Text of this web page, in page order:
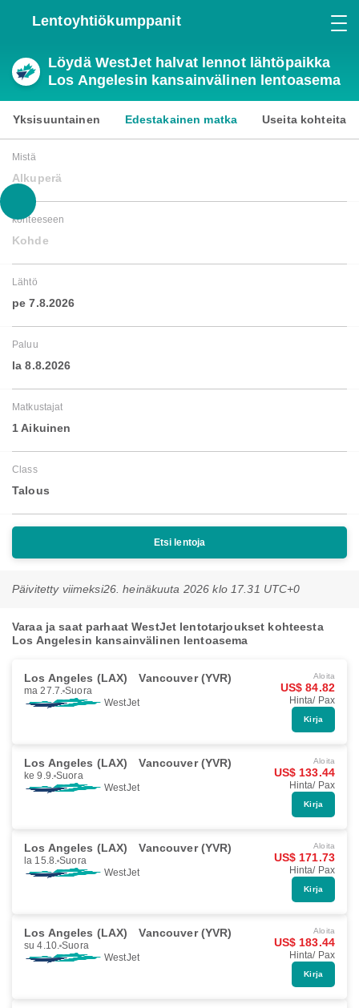
Lentoyhtiökumppanit
Löydä WestJet halvat lennot lähtöpaikka
Los Angelesin kansainvälinen lentoasema
Yksisuuntainen Edestakainen matka Useita kohteita
Mistä
Alkuperä
kohteeseen
Kohde
Lähtö
pe 7.8.2026
Paluu
la 8.8.2026
Matkustajat
1 Aikuinen
Class
Talous
Etsi lentoja
Päivitetty viimeksi26. heinäkuuta 2026 klo 17.31 UTC+0
Varaa ja saat parhaat WestJet lentotarjoukset kohteesta
Los Angelesin kansainvälinen lentoasema
Los Angeles (LAX) Vancouver (YVR)
ma 27.7. Suora
WestJet
Aloita
US$ 84.82
Hinta/ Pax
Kirja
Los Angeles (LAX) Vancouver (YVR)
ke 9.9. Suora
WestJet
Aloita
US$ 133.44
Hinta/ Pax
Kirja
Los Angeles (LAX) Vancouver (YVR)
la 15.8. Suora
WestJet
Aloita
US$ 171.73
Hinta/ Pax
Kirja
Los Angeles (LAX) Vancouver (YVR)
su 4.10. Suora
WestJet
Aloita
US$ 183.44
Hinta/ Pax
Kirja